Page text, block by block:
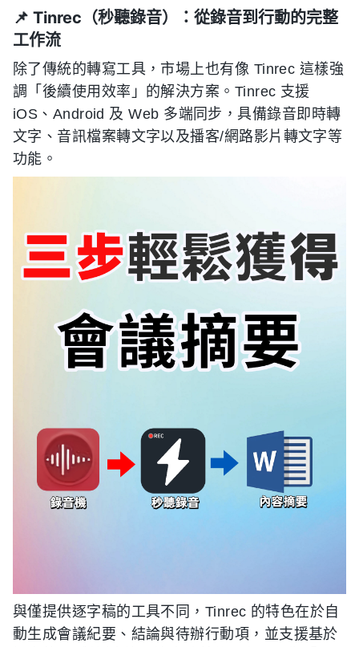
📌 Tinrec（秒聽錄音）：從錄音到行動的完整
工作流
除了傳統的轉寫工具，市場上也有像 Tinrec 這樣強
調「後續使用效率」的解決方案。Tinrec 支援
iOS、Android 及 Web 多端同步，具備錄音即時轉
文字、音訊檔案轉文字以及播客/網路影片轉文字等
功能。
與僅提供逐字稿的工具不同，Tinrec 的特色在於自
動生成會議紀要、結論與待辦行動項，並支援基於